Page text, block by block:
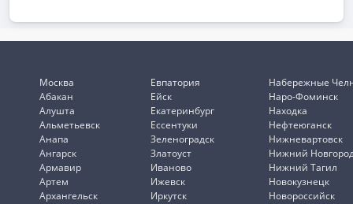
Москва
Абакан
Алушта
Альметьевск
Анапа
Ангарск
Армавир
Артем
Архангельск
Евпатория
Ейск
Екатеринбург
Ессентуки
Зеленоградск
Златоуст
Иваново
Ижевск
Иркутск
Набережные
Наро-Фоминск
Находка
Нефтеюганск
Нижневартовск
Нижний
Нижний Тагил
Новокузнецк
Новороссийск